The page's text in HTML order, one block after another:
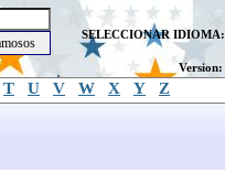
SELECCIONAR IDIOMA:
Version:
T U V W X Y Z